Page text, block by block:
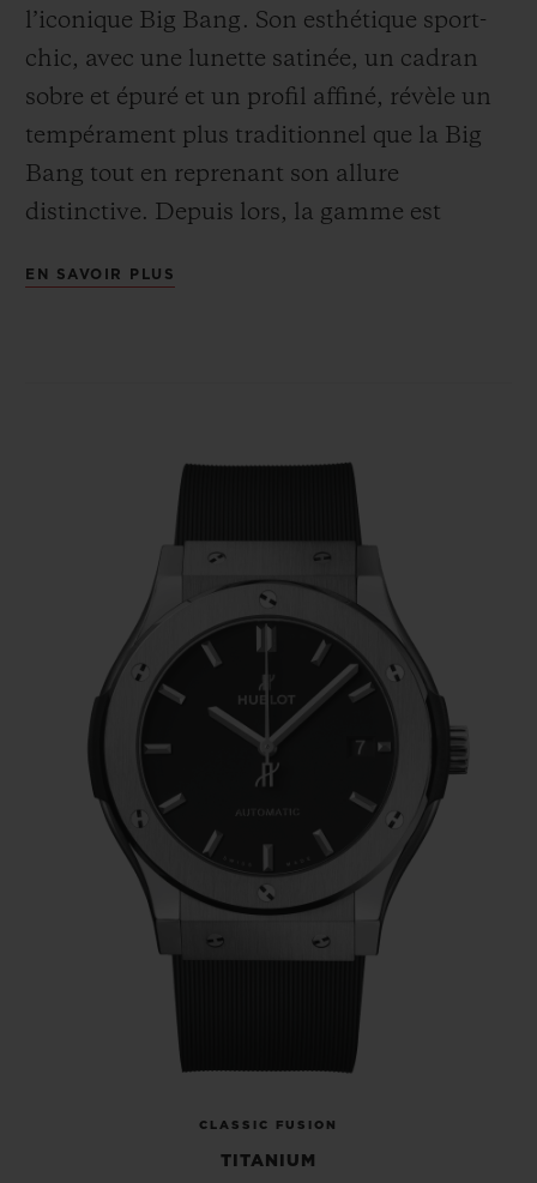
CLASSIC FUSION
TITANIUM
l’iconique Big Bang. Son esthétique sport-
chic, avec une lunette satinée, un cadran
sobre et épuré et un profil affiné, révèle un
tempérament plus traditionnel que la Big
Bang tout en reprenant son allure
distinctive. Depuis lors, la gamme est
intégrant diverses fonctionnalités et une
de matières et de designs.
EN SAVOIR PLUS